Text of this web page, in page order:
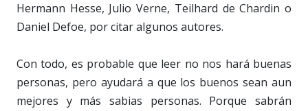
Hermann Hesse, Julio Verne, Teilhard de Chardin o
Daniel Defoe, por citar algunos autores.
Con todo, es probable que leer no nos hará buenas
personas, pero ayudará a que los buenos sean aun
mejores y más sabias personas. Porque sabrán